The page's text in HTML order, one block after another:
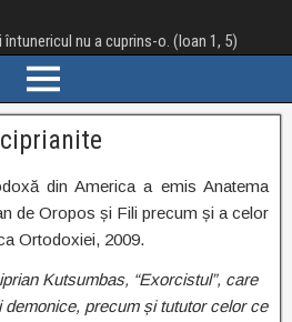
nu a cuprins-o. (Ioan 1, 5)
din America a emis Anatema
de Oropos și Fili precum și a celor
Ortodoxiei, 2009.
Kutsumbas, “Exorcistul”, care
precum și tututor celor ce